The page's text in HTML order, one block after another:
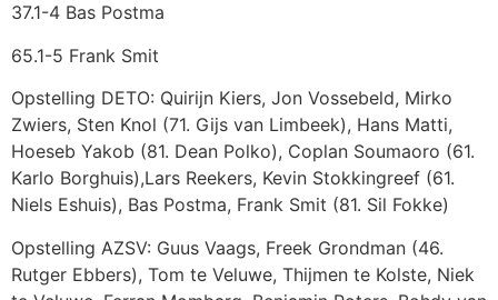
37.1-4 Bas Postma
65.1-5 Frank Smit
Opstelling DETO: Quirijn Kiers, Jon Vossebeld, Mirko
Zwiers, Sten Knol (71. Gijs van Limbeek), Hans Matti,
Hoeseb Yakob (81. Dean Polko), Coplan Soumaoro (61.
Karlo Borghuis),Lars Reekers, Kevin Stokkingreef (61.
Niels Eshuis), Bas Postma, Frank Smit (81. Sil Fokke)
Opstelling AZSV: Guus Vaags, Freek Grondman (46.
Rutger Ebbers), Tom te Veluwe, Thijmen te Kolste, Niek